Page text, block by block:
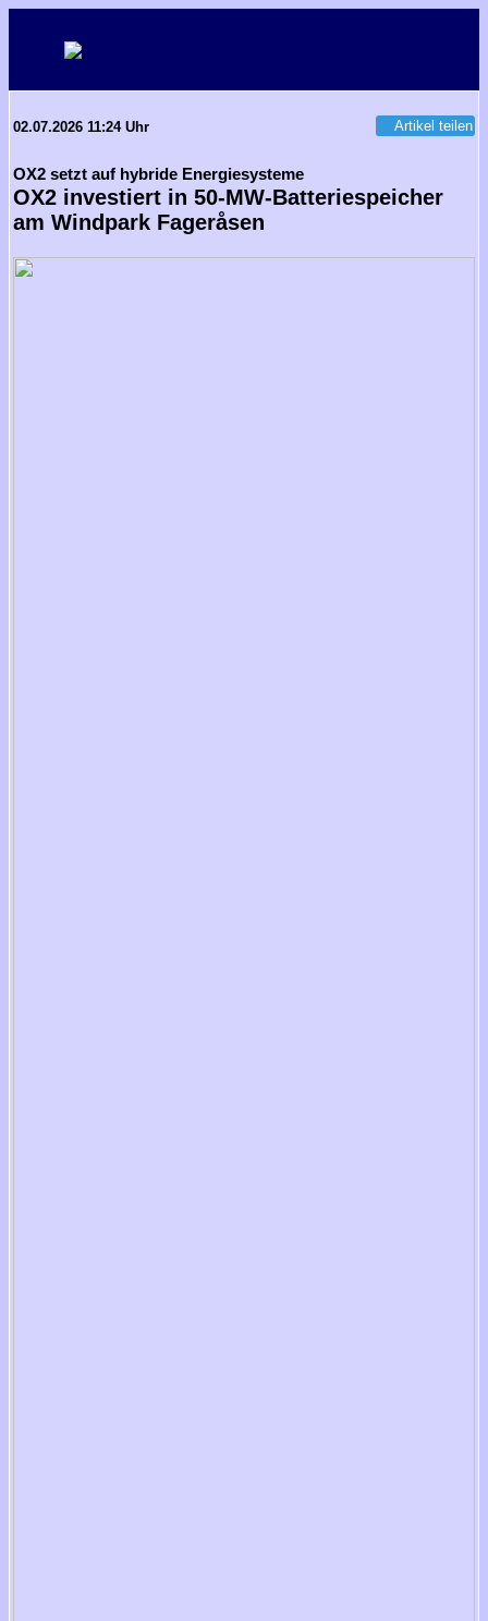
02.07.2026 11:24 Uhr Artikel teilen
OX2 setzt auf hybride Energiesysteme
OX2 investiert in 50-MW-Batteriespeicher
am Windpark Fageråsen